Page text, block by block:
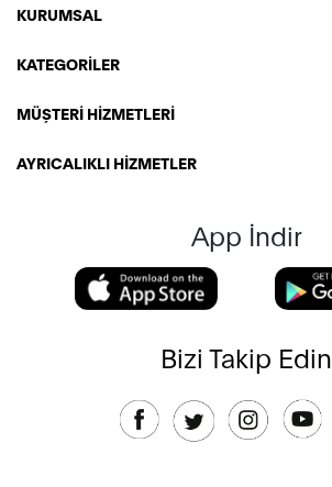
KURUMSAL
KATEGORİLER
MÜŞTERİ HİZMETLERİ
AYRICALIKLI HİZMETLER
App İndir
Bizi Takip Edin